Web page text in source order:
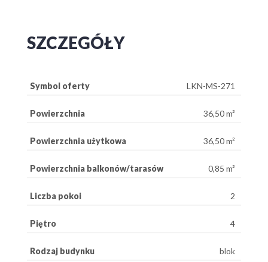
SZCZEGÓŁY
Symbol oferty LKN-MS-271
Powierzchnia 36,50 m²
Powierzchnia użytkowa 36,50 m²
Powierzchnia balkonów/tarasów 0,85 m²
Liczba pokoi 2
Piętro 4
Rodzaj budynku blok